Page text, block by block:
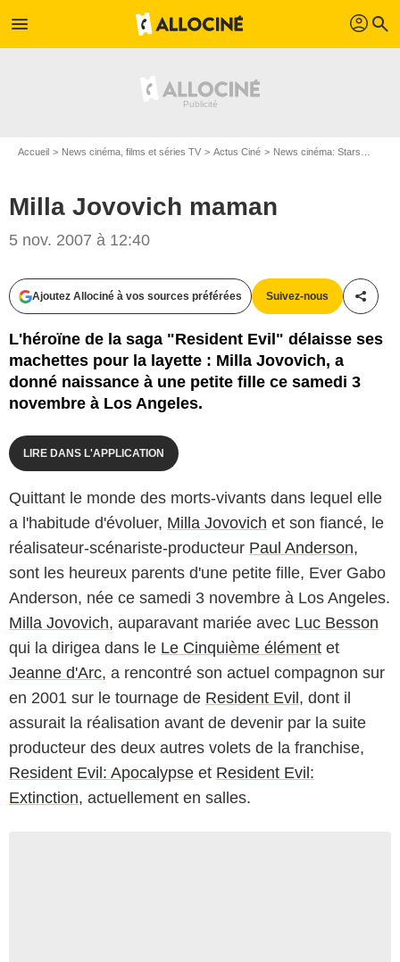
menu profil search
Accueil News cinéma, films et séries TV Actus Ciné News cinéma: Stars
Milla Jovovich maman
5 nov. 2007 à 12:40
Ajoutez Allociné à vos sources préférées Suivez-nous
L'héroïne de la saga "Resident Evil" délaisse ses
machettes pour la layette : Milla Jovovich, a
donné naissance à une petite fille ce samedi 3
novembre à Los Angeles.
LIRE DANS L'APPLICATION
Quittant le monde des morts-vivants dans lequel elle
a l'habitude d'évoluer, Milla Jovovich et son fiancé, le
réalisateur-scénariste-producteur Paul Anderson,
sont les heureux parents d'une petite fille, Ever Gabo
Anderson, née ce samedi 3 novembre à Los Angeles.
Milla Jovovich, auparavant mariée avec Luc Besson
qui la dirigea dans le Le Cinquième élément et
Jeanne d'Arc, a rencontré son actuel compagnon sur
en 2001 sur le tournage de Resident Evil, dont il
assurait la réalisation avant de devenir par la suite
producteur des deux autres volets de la franchise,
Resident Evil: Apocalypse et Resident Evil:
Extinction, actuellement en salles.